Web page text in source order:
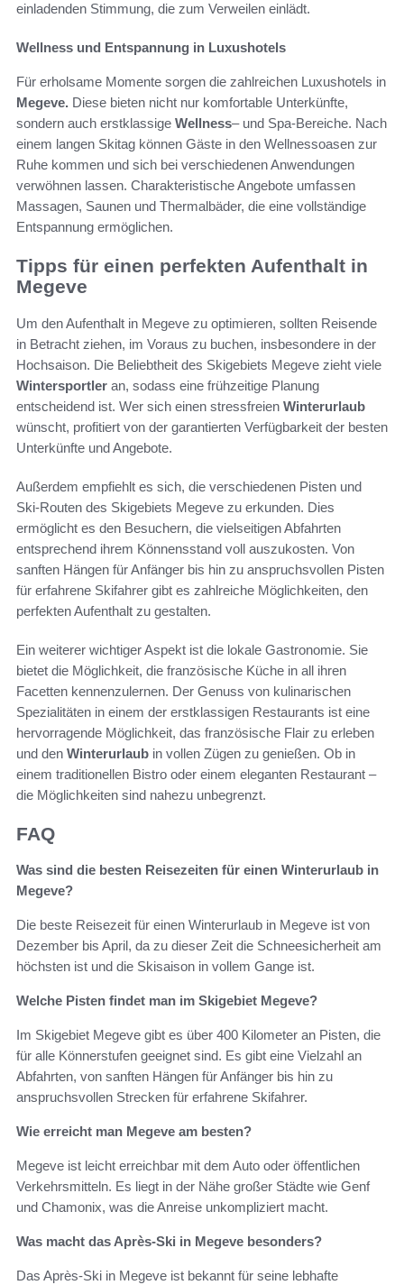
einladenden Stimmung, die zum Verweilen einlädt.
Wellness und Entspannung in Luxushotels
Für erholsame Momente sorgen die zahlreichen Luxushotels in
Megeve. Diese bieten nicht nur komfortable Unterkünfte,
sondern auch erstklassige Wellness– und Spa-Bereiche. Nach
einem langen Skitag können Gäste in den Wellnessoasen zur
Ruhe kommen und sich bei verschiedenen Anwendungen
verwöhnen lassen. Charakteristische Angebote umfassen
Massagen, Saunen und Thermalbäder, die eine vollständige
Entspannung ermöglichen.
Tipps für einen perfekten Aufenthalt in
Megeve
Um den Aufenthalt in Megeve zu optimieren, sollten Reisende
in Betracht ziehen, im Voraus zu buchen, insbesondere in der
Hochsaison. Die Beliebtheit des Skigebiets Megeve zieht viele
Wintersportler an, sodass eine frühzeitige Planung
entscheidend ist. Wer sich einen stressfreien Winterurlaub
wünscht, profitiert von der garantierten Verfügbarkeit der besten
Unterkünfte und Angebote.
Außerdem empfiehlt es sich, die verschiedenen Pisten und
Ski-Routen des Skigebiets Megeve zu erkunden. Dies
ermöglicht es den Besuchern, die vielseitigen Abfahrten
entsprechend ihrem Könnensstand voll auszukosten. Von
sanften Hängen für Anfänger bis hin zu anspruchsvollen Pisten
für erfahrene Skifahrer gibt es zahlreiche Möglichkeiten, den
perfekten Aufenthalt zu gestalten.
Ein weiterer wichtiger Aspekt ist die lokale Gastronomie. Sie
bietet die Möglichkeit, die französische Küche in all ihren
Facetten kennenzulernen. Der Genuss von kulinarischen
Spezialitäten in einem der erstklassigen Restaurants ist eine
hervorragende Möglichkeit, das französische Flair zu erleben
und den Winterurlaub in vollen Zügen zu genießen. Ob in
einem traditionellen Bistro oder einem eleganten Restaurant –
die Möglichkeiten sind nahezu unbegrenzt.
FAQ
Was sind die besten Reisezeiten für einen Winterurlaub in
Megeve?
Die beste Reisezeit für einen Winterurlaub in Megeve ist von
Dezember bis April, da zu dieser Zeit die Schneesicherheit am
höchsten ist und die Skisaison in vollem Gange ist.
Welche Pisten findet man im Skigebiet Megeve?
Im Skigebiet Megeve gibt es über 400 Kilometer an Pisten, die
für alle Könnerstufen geeignet sind. Es gibt eine Vielzahl an
Abfahrten, von sanften Hängen für Anfänger bis hin zu
anspruchsvollen Strecken für erfahrene Skifahrer.
Wie erreicht man Megeve am besten?
Megeve ist leicht erreichbar mit dem Auto oder öffentlichen
Verkehrsmitteln. Es liegt in der Nähe großer Städte wie Genf
und Chamonix, was die Anreise unkompliziert macht.
Was macht das Après-Ski in Megeve besonders?
Das Après-Ski in Megeve ist bekannt für seine lebhafte